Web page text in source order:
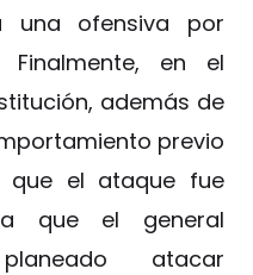
una ofensiva por
Finalmente, en el
además de
previo
que el ataque fue
a que el general
atacar